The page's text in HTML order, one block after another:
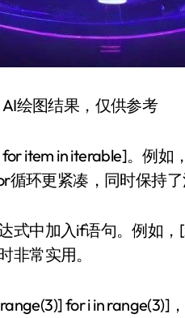
AI绘图结果，仅供参考
item in iterable]。例如
环更紧凑，同时保持了
中加入if语句。例如，[x
非常实用。
for i in range(3)]